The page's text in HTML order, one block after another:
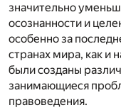
значительно
осознанности и
особенно за
странах мира, как и
были созданы
занимающиеся
правоведения.